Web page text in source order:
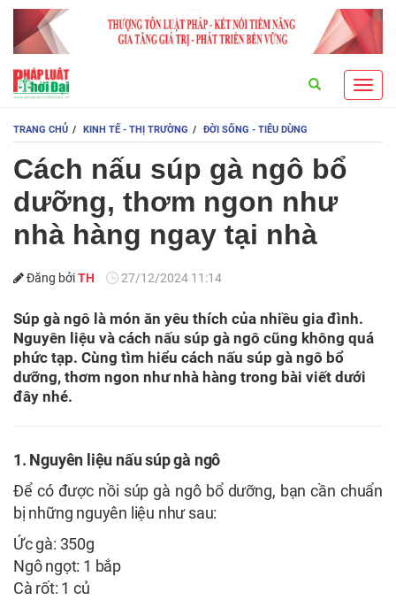
TRANG CHỦ KINH TẾ - THỊ TRƯỜNG ĐỜI SỐNG - TIÊU DÙNG
Cách nấu súp gà ngô bổ
dưỡng, thơm ngon như
nhà hàng ngay tại nhà
Đăng bởiTH 27/12/2024 11:14
Súp gà ngô là món ăn yêu thích của nhiều gia đình.
Nguyên liệu và cách nấu súp gà ngô cũng không quá
phức tạp. Cùng tìm hiểu cách nấu súp gà ngô bổ
dưỡng, thơm ngon như nhà hàng trong bài viết dưới
đây nhé.
1. Nguyên liệu nấu súp gà ngô
Để có được nồi súp gà ngô bổ dưỡng, bạn cần chuẩn
bị những nguyên liệu như sau:
Ức gà: 350g
Ngô ngọt: 1 bắp
Cà rốt: 1 củ